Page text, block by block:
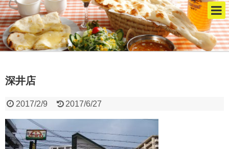
深井店
2017/2/9 2017/6/27